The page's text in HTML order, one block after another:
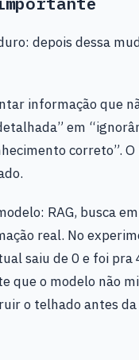
depois dessa
informação que
em
correto”.
RAG, busca
real. No
saiu de 0 e foi pra
que o modelo não
o telhado antes